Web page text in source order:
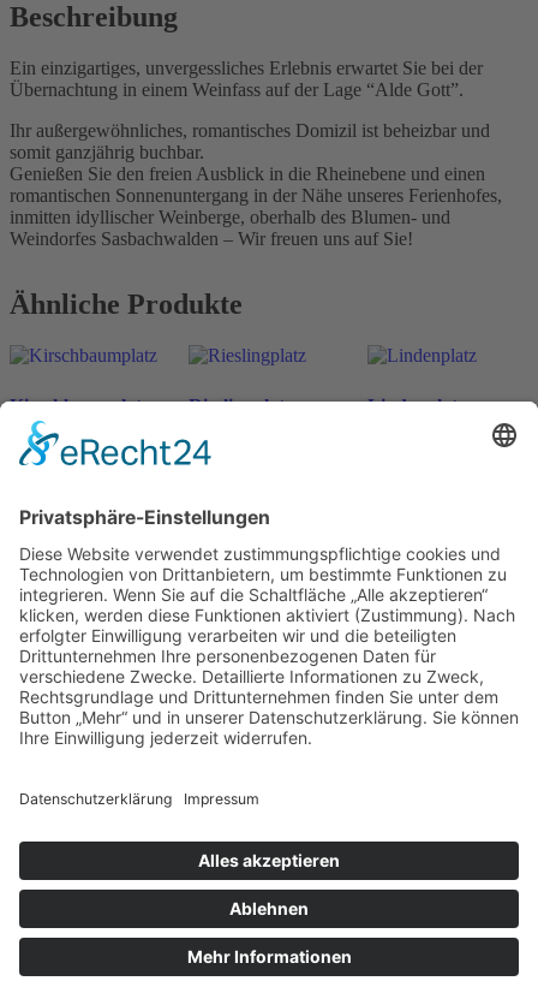
Beschreibung
Ein einzigartiges, unvergessliches Erlebnis erwartet Sie bei der
Übernachtung in einem Weinfass auf der Lage “Alde Gott”.
Ihr außergewöhnliches, romantisches Domizil ist beheizbar und
somit ganzjährig buchbar.
Genießen Sie den freien Ausblick in die Rheinebene und einen
romantischen Sonnenuntergang in der Nähe unseres Ferienhofes,
inmitten idyllischer Weinberge, oberhalb des Blumen- und
Weindorfes Sasbachwalden – Wir freuen uns auf Sie!
Ähnliche Produkte
Kirschbaumplatz
ab198 n. v.
Rieslingplatz
ab
Lindenplatz
Öffnungszeiten Büro und Hofladen:
Hofladen:
Montag bis Sonntag von 09:00 – 11:30 Uhr und 14:00 – 18:00 Uhr
Telefonisch erreichen Sie uns:
Montag bis Freitag von 09:00 – 11:30 Uhr
Kasse
Datenschutzerklärung
Allgemeine Geschäftsbedingungen (AGB)
Cookie-Einstellungen
Copyright © Schlafen im Weinfass • Ilona Wild • Bergstraße 7 •
77887 Sasbachwalden | All Rights Reserved